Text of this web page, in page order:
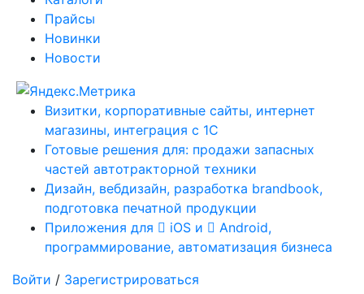
Прайсы
Новинки
Новости
Визитки, корпоративные сайты, интернет
магазины, интеграция с 1С
Готовые решения для: продажи запасных
частей автотракторной техники
Дизайн, вебдизайн, разработка brandbook,
подготовка печатной продукции
Приложения для
iOS и
Android,
программирование, автоматизация бизнеса
Войти / Зарегистрироваться